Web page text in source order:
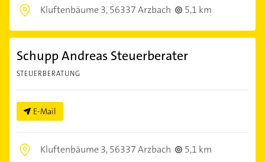
Kluftenbäume 3,56337 Arzbach 5,1 km
Schupp Andreas Steuerberater
STEUERBERATUNG
E-Mail
Kluftenbäume 3,56337 Arzbach
5,1 km